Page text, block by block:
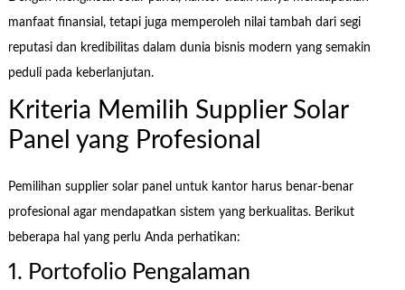
manfaat finansial, tetapi juga memperoleh nilai tambah dari segi
reputasi dan kredibilitas dalam dunia bisnis modern yang semakin
peduli pada keberlanjutan.
Kriteria Memilih Supplier Solar
Panel yang Profesional
Pemilihan supplier solar panel untuk kantor harus benar-benar
profesional agar mendapatkan sistem yang berkualitas. Berikut
beberapa hal yang perlu Anda perhatikan:
1. Portofolio Pengalaman